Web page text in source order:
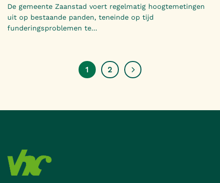
De gemeente Zaanstad voert regelmatig hoogtemetingen
uit op bestaande panden, teneinde op tijd
funderingsproblemen te...
1 2